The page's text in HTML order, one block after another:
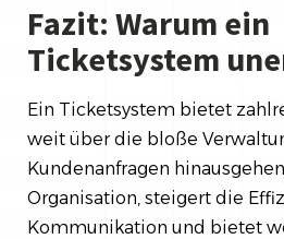
Fazit: Warum ein
Ticketsystem
Ein Ticketsystem bietet
weit über die bloße
Kundenanfragen
Organisation, steigert die
Kommunikation und bietet